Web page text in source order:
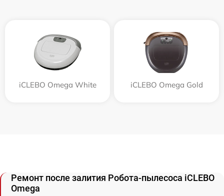
iCLEBO Omega White iCLEBO Omega Gold
Ремонт после залития Робота-пылесоса iCLEBO
Omega